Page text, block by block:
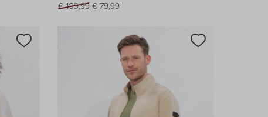
€ 199,99 € 79,99